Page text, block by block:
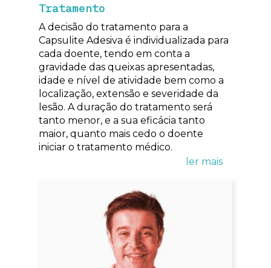
Tratamento
A decisão do tratamento para a
Capsulite Adesiva é individualizada para
cada doente, tendo em conta a
gravidade das queixas apresentadas,
idade e nível de atividade bem como a
localização, extensão e severidade da
lesão. A duração do tratamento será
tanto menor, e a sua eficácia tanto
maior, quanto mais cedo o doente
iniciar o tratamento médico.